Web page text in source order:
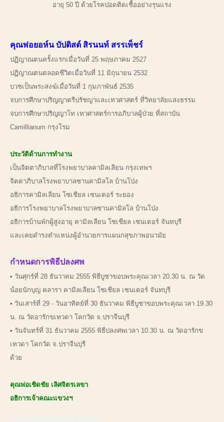
อายุ 50 ปี ด้วยโรคปอดติดเชื้ออย่างรุนแรง
คุณพ่อยอห์น บัปติสต์ สิรนนท์ สรรเพ็ชร์
ปฏิญาณตนครั้งแรกเมื่อวันที่ 25 พฤษภาคม 2527
ปฏิญาณตนตลอดชีวิตเมื่อวันที่ 11 มิถุนายน 2532
บวชเป็นพระสงฆ์เมื่อวันที่ 1 กุมภาพันธ์ 2535
จบการศึกษาปริญญาตรีปรัชญาและเทวศาสตร์ ที่วิทยาลัยแสงธรรม
จบการศึกษาปริญญาโท เทวศาสตร์การอภิบาลผู้ป่วย ที่สถาบัน
Camillianum กรุงโรม
ประวัติด้านการทำงาน
เป็นจิตตาภิบาลที่โรงพยาบาลคามิลเลียน กรุงเทพฯ
จิตตาภิบาลโรงพยาบาลซานคามิลโล บ้านโป่ง
อธิการคามิลเลียน โซเชียล เซนเตอร์ ระยอง
อธิการโรงพยาบาลโรงพยาบาลซานคามิลโล บ้านโป่ง
อธิการบ้านพักผู้สูงอายุ คามิลเลียน โซเชียล เซนเตอร์ จันทบุรี
และเคยดำรงตำแหน่งผู้อำนวยการแผนกสุขภาพอนามัย
กำหนดการพิธีปลงศพ
• วันศุกร์ที่ 28 ธันวาคม 2555 พิธีบูชาขอบพระคุณเวลา 20.30 น. ณ วัด
น้อยนักบุญ คลารา คามิลเลียน โซเชียล เซนเตอร์ จันทบุรี
• วันเสาร์ที่ 29 - วันอาทิตย์ที่ 30 ธันวาคม พิธีบูชาขอบพระคุณเวลา 19.30
น. ณ วัดอารักขเทวดา โคกวัด จ.ปราจีนบุรี
• วันจันทร์ที่ 31 ธันวาคม 2555 พิธีปลงศพเวลา 10.30 น. ณ วัดอารักข
เทวดา โคกวัด จ.ปราจีนบุรี
ด้วย
คุณพ่อเชิดชัย เลิศจิตรเลขา
อธิการเจ้าคณะแขวงฯ